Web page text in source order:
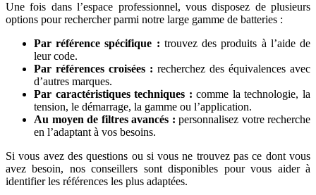
Une fois dans l’espace professionnel, vous disposez de plusieurs
options pour rechercher parmi notre large gamme de batteries :
Par référence spécifique : trouvez des produits à l’aide de
leur code.
Par références croisées : recherchez des équivalences avec
d’autres marques.
Par caractéristiques techniques : comme la technologie, la
tension, le démarrage, la gamme ou l’application.
Au moyen de filtres avancés : personnalisez votre recherche
en l’adaptant à vos besoins.
Si vous avez des questions ou si vous ne trouvez pas ce dont vous
avez besoin, nos conseillers sont disponibles pour vous aider à
identifier les références les plus adaptées.